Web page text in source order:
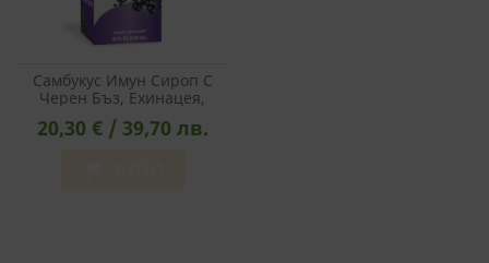
Самбукус Имун Сироп С
Черен Бъз, Ехинацея,
Прополис, Вит. С & Цинк -
Sambucus Immune Syrup,
20,30 € / 39,70 лв.